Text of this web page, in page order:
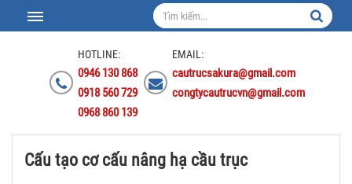
HOTLINE:
0946 130 868
0918 560 729
0968 860 139
EMAIL:
cautrucsakura@gmail.com
congtycautrucvn@gmail.com
Cấu tạo cơ cấu nâng hạ cầu trục